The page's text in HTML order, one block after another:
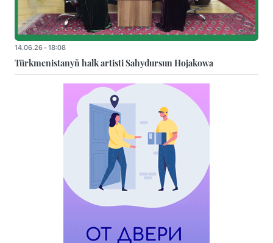
14.06.26 - 18:08
Türkmenistanyň halk artisti Sahydursun Hojakowa